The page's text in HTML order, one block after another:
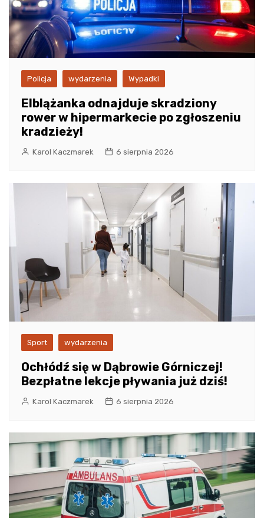
Policja wydarzenia Wypadki
Elblążanka odnajduje skradziony
rower w hipermarkecie po zgłoszeniu
kradzieży!
Karol Kaczmarek 6 sierpnia 2026
Sport wydarzenia
Ochłódź się w Dąbrowie Górniczej!
Bezpłatne lekcje pływania już dziś!
Karol Kaczmarek 6 sierpnia 2026